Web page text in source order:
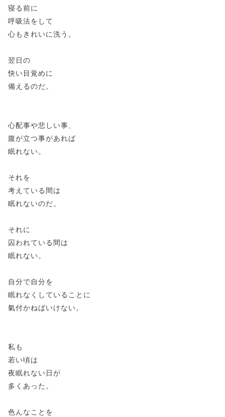
寝る前に
呼吸法をして
心もきれいに洗う。
翌日の
快い目覚めに
備えるのだ。
心配事や悲しい事、
腹が立つ事があれば
眠れない。
それを
考えている間は
眠れないのだ。
それに
囚われている間は
眠れない。
自分で自分を
眠れなくしていることに
氣付かねばいけない。
私も
若い頃は
夜眠れない日が
多くあった。
色んなことを